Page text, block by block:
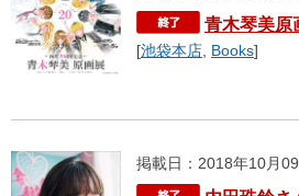
青木琴美原
[池袋本店 Books]
掲載日：2018年10月